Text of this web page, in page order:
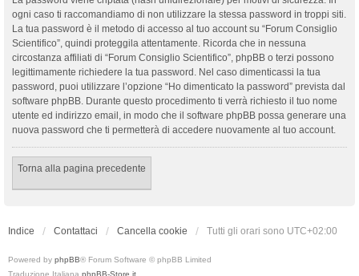
ogni caso ti raccomandiamo di non utilizzare la stessa password in troppi siti.
La tua password è il metodo di accesso al tuo account su “Forum Consiglio
Scientifico”, quindi proteggila attentamente. Ricorda che in nessuna
circostanza affiliati di “Forum Consiglio Scientifico”, phpBB o terzi possono
legittimamente richiedere la tua password. Nel caso dimenticassi la tua
password, puoi utilizzare l’opzione “Ho dimenticato la password” prevista dal
software phpBB. Durante questo procedimento ti verrà richiesto il tuo nome
utente ed indirizzo email, in modo che il software phpBB possa generare una
nuova password che ti permetterà di accedere nuovamente al tuo account.
Torna alla pagina precedente
Indice Contattaci Cancella cookie Tutti gli orari sono UTC+02:00
Powered by phpBB® Forum Software © phpBB Limited
Traduzione Italiana phpBB-Store.it